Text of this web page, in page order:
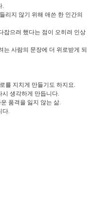
.
리지 않기 위해 애쓴 한 인간의
잡으려 했다는 점이 오히려 인상
사람의 문장에 더 위로받게 되
를 지치게 만들기도 하지요.
생각하게 만듭니다.
품격을 잃지 않는 삶.
다.